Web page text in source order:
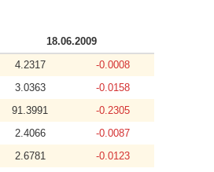
18.06.2009
4.2317
-0.0008
3.0363
-0.0158
91.3991
-0.2305
2.4066
-0.0087
2.6781
-0.0123